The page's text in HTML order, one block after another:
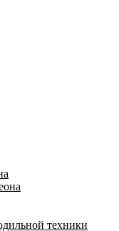
техники